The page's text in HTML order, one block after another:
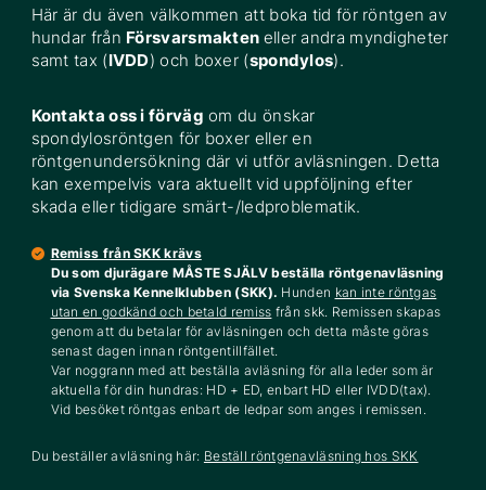
Här är du även välkommen att boka tid för röntgen av
hundar från Försvarsmakteneller andra myndigheter
samt tax (IVDD) och boxer (spondylos).
Kontakta oss i förväg om du önskar
spondylosröntgen för boxer eller en
röntgenundersökning där vi utför avläsningen. Detta
kan exempelvis vara aktuellt vid uppföljning efter
skada eller tidigare smärt-/ledproblematik.
Remiss från SKK krävs
Du som djurägare MÅSTE SJÄLV beställa röntgenavläsning
via Svenska Kennelklubben (SKK). Hunden kan inte röntgas
utan en godkänd och betald remiss från skk. Remissen skapas
genom att du betalar för avläsningen och detta måste göras
senast dagen innan röntgentillfället.
Var noggrann med att beställa avläsning för alla leder som är
aktuella för din hundras: HD + ED, enbart HD eller IVDD(tax).
Vid besöket röntgas enbart de ledpar som anges i remissen.
Du beställer avläsning här: Beställ röntgenavläsning hos SKK